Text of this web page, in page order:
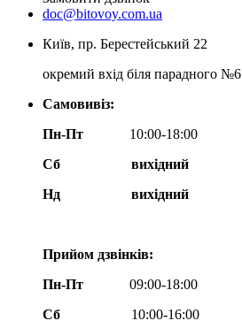
doc@bitovoy.com.ua
Київ, пр. Берестейський 22
окремий вхід біля парадного №6
Самовивіз:
Пн-Пт
10:00-18:00
Сб
вихідний
Нд
вихідний
Прийом дзвінків:
Пн-Пт
09:00-18:00
Сб
10:00-16:00